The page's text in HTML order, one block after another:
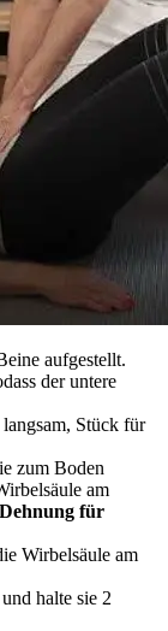
aufgestellt.
der untere
Stück für
zum Boden
am
Dehnung für
Wirbelsäule am
halte sie 2